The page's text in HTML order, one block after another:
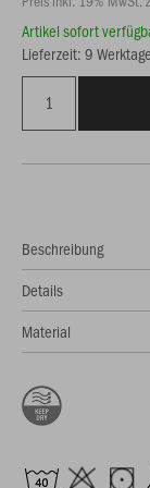
Artikel sofort
Lieferzeit: 9 Werktage
Beschreibung
Details
Material